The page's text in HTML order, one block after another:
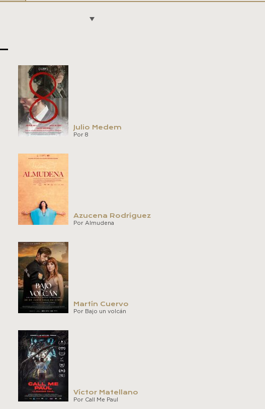
Julio Medem
Por 8
Azucena Rodríguez
Por Almudena
Martín Cuervo
Por Bajo un volcán
Víctor Matellano
Por Call Me Paul